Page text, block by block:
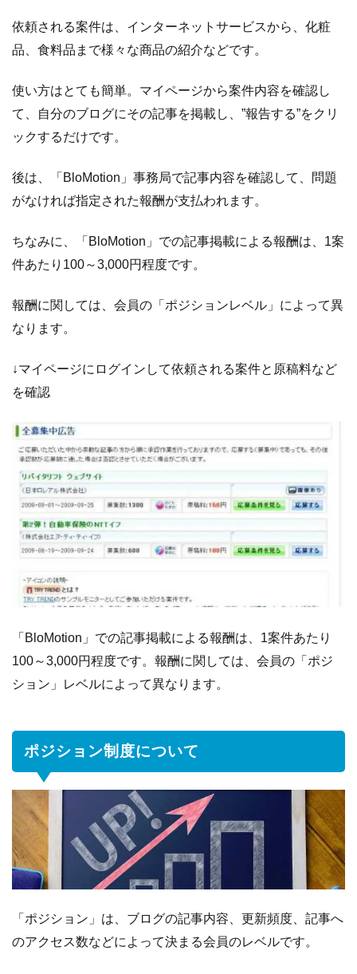
報
の
支
払
い
つ
い
依頼される案件は、インターネットサービスから、化粧
品、食料品まで様々な商品の紹介などです。
使い方はとても簡単。マイページから案件内容を確認し
て、自分のブログにその記事を掲載し、”報告する”をクリ
ックするだけです。
後は、「BloMotion」事務局で記事内容を確認して、問題
がなければ指定された報酬が支払われます。
ちなみに、「BloMotion」での記事掲載による報酬は、1案
件あたり100～3,000円程度です。
報酬に関しては、会員の「ポジションレベル」によって異
なります。
↓マイページにログインして依頼される案件と原稿料など
を確認
「BloMotion」での記事掲載による報酬は、1案件あたり
100～3,000円程度です。報酬に関しては、会員の「ポジ
ション」レベルによって異なります。
ポジション制度について
「ポジション」は、ブログの記事内容、更新頻度、記事へ
のアクセス数などによって決まる会員のレベルです。